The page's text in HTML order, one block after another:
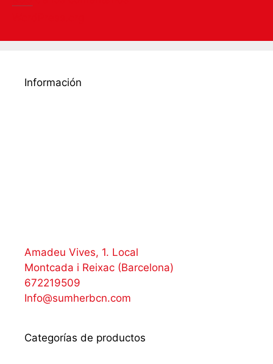
Información
Amadeu Vives, 1. Local
Montcada i Reixac (Barcelona)
672219509
Info@sumherbcn.com
Categorías de productos